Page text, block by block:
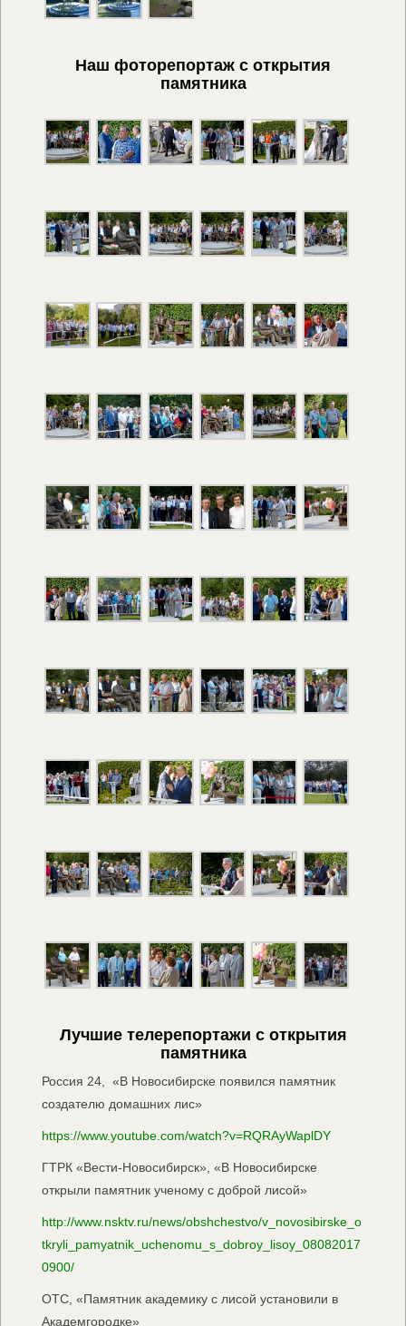
Наш фоторепортаж с открытия
памятника
Лучшие телерепортажи с открытия
памятника
Россия 24, «В Новосибирске появился памятник
создателю домашних лис»
https://www.youtube.com/watch?v=RQRAyWaplDY
ГТРК «Вести-Новосибирск», «В Новосибирске
открыли памятник ученому с доброй лисой»
http://www.nsktv.ru/news/obshchestvo/v_novosibirske_o
tkryli_pamyatnik_uchenomu_s_dobroy_lisoy_08082017
0900/
ОТС, «Памятник академику с лисой установили в
Академгородке»